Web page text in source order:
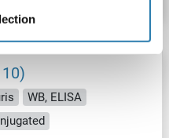
WB, ELISA